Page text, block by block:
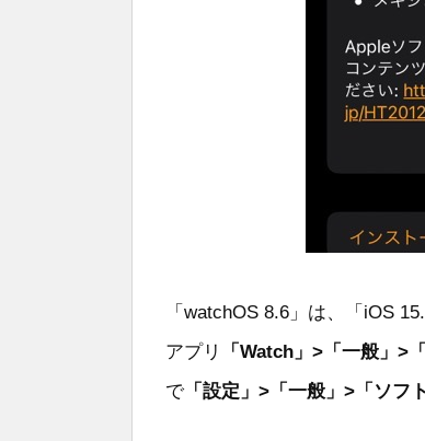
「watchOS 8.6」は、「iOS
アプリ
「Watch」>「一般」>
で 「設定」>「一般」>「ソフ